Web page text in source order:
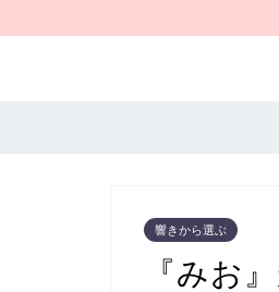
響きから選ぶ
『みお